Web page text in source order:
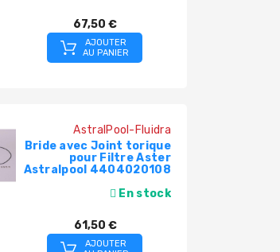
67,50 €
AJOUTER
AU PANIER
AstralPool-Fluidra
Bride avec Joint torique
pour Filtre Aster
Astralpool 4404020108
En stock
61,50 €
AJOUTER